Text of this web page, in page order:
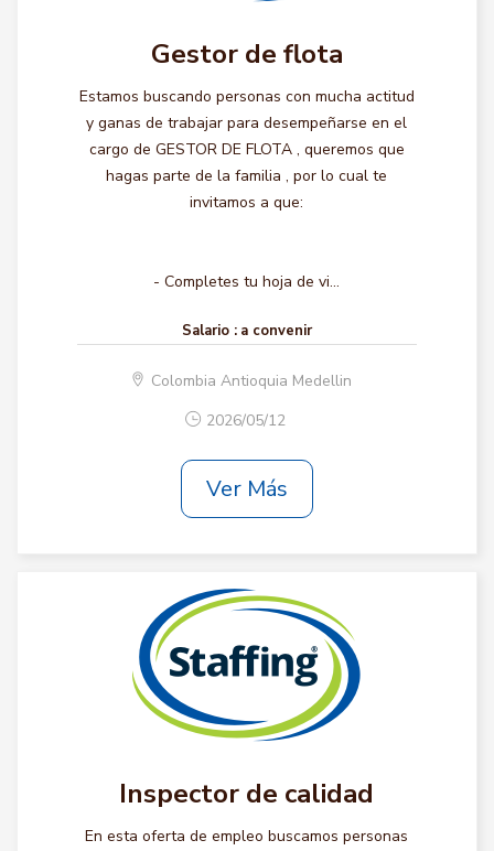
Gestor de flota
Estamos buscando personas con mucha actitud
y ganas de trabajar para desempeñarse en el
cargo de GESTOR DE FLOTA , queremos que
hagas parte de la familia , por lo cual te
invitamos a que:
- Completes tu hoja de vi...
Salario : a convenir
Colombia Antioquia Medellin
2026/05/12
Ver Más
Inspector de calidad
En esta oferta de empleo buscamos personas